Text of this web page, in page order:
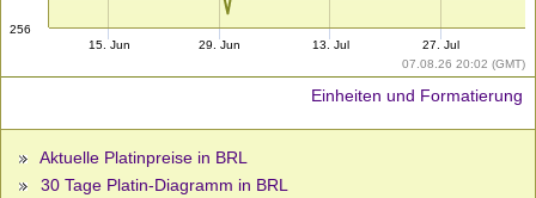
07.08.26 20:02 (GMT)
256
15. Jun 29. Jun 13. Jul 27. Jul
Einheiten und Formatierung
Aktuelle Platinpreise in BRL
30 Tage Platin-Diagramm in BRL